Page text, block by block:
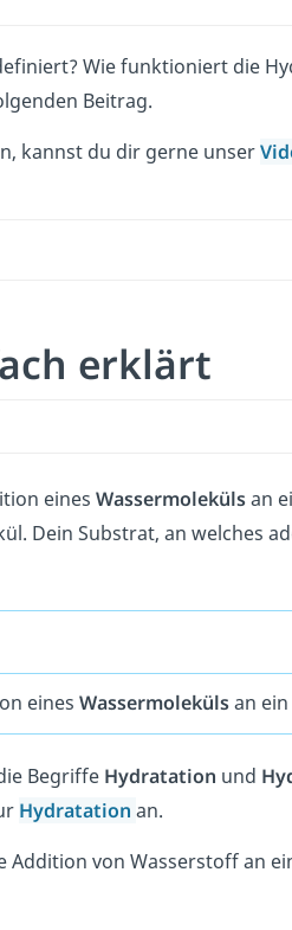
Wie funktioniert die
Beitrag.
kannst du dir gerne unser
erklärt
eines Wassermolekülsan
Dein Substrat, an welches
eines Wassermolekülsan
Begriffe Hydratation und
Hydratation an.
Addition von Wasserstoff an